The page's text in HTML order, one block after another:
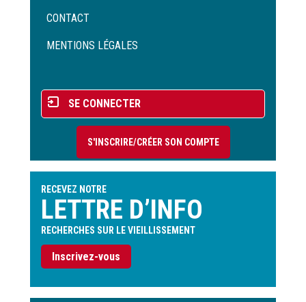
Menu
de
CONTACT
MENTIONS LÉGALES
Menu
du
compte
l'utilisateur
SE CONNECTER
S'INSCRIRE/CRÉER SON COMPTE
RECEVEZ NOTRE
LETTRE D’INFO
RECHERCHES SUR LE VIEILLISSEMENT
Inscrivez-vous